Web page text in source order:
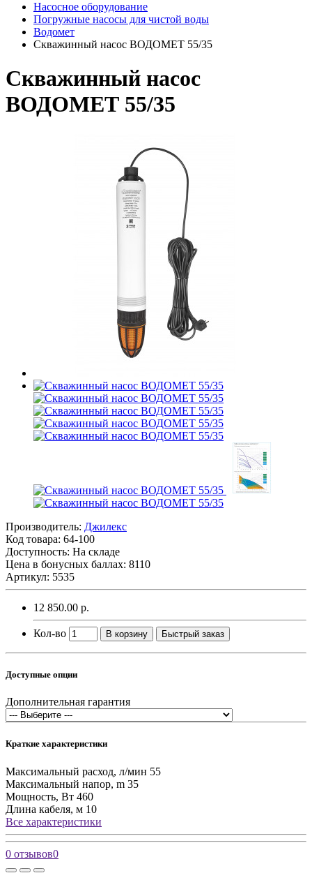
Насосное оборудование
Погружные насосы для чистой воды
Водомет
Скважинный насос ВОДОМЕТ 55/35
Скважинный насос
ВОДОМЕТ 55/35
Производитель: Джилекс
Код товара: 64-100
Доступность: На складе
Цена в бонусных баллах: 8110
Артикул: 5535
12 850.00 р.
Кол-во В корзину Быстрый заказ
Доступные опции
Дополнительная гарантия
Краткие характеристики
Максимальный расход, л/мин 55
Максимальный напор, m 35
Мощность, Вт 460
Длина кабеля, м 10
Все характеристики
0 отзывов0